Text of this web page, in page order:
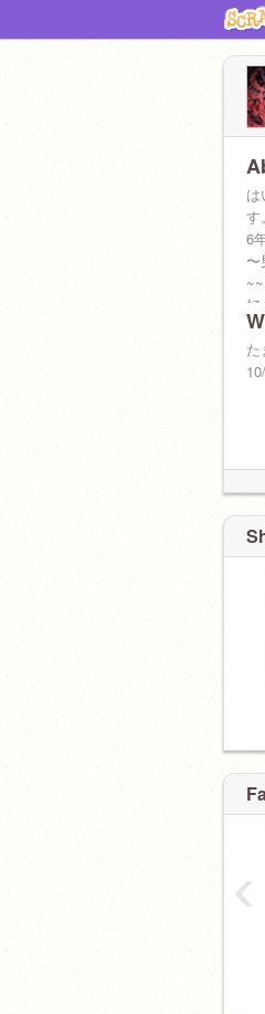
す。
6
〜
好
呪
リ
‹